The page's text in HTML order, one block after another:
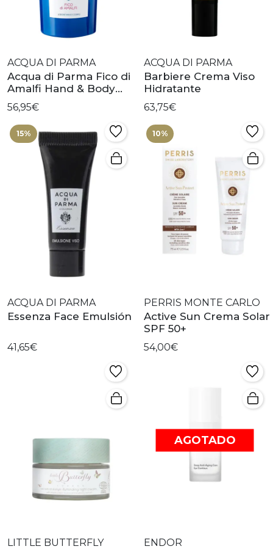
ACQUA DI PARMA
Acqua di Parma Fico di
Amalfi Hand & Body
Lotion
56,95€
ACQUA DI PARMA
Barbiere Crema Viso
Hidratante
63,75€
15%
ACQUA DI PARMA
Essenza Face Emulsión
41,65€
10%
PERRIS MONTE CARLO
Active Sun Crema Solar
SPF 50+
54,00€
LITTLE BUTTERFLY
AGOTADO
ENDOR